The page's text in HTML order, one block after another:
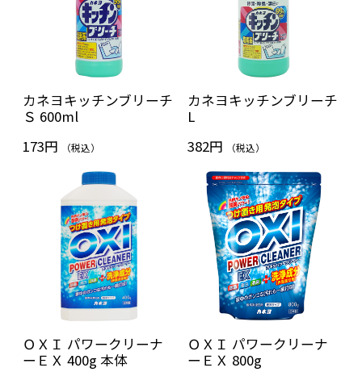
カネヨキッチンブリーチ
Ｓ 600ml
173円
（税込）
カネヨキッチンブリーチ
L
382円
（税込）
ＯＸＩ パワークリーナ
ーＥＸ 400g 本体
ＯＸＩ パワークリーナ
ーＥＸ 800g